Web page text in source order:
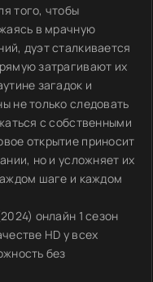
того, чтобы
в мрачную
дуэт сталкивается
затрагивают их
загадок и
не только следовать
с собственными
открытие приносит
но и усложняет их
шаге и каждом
онлайн 1 сезон
HD у всех
без